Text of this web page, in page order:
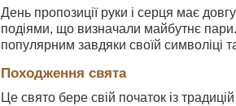
День пропозиції руки і серця має
подіями, що визначали майбутнє
популярним завдяки своїй символіці
Походження свята
Це свято бере свій початок із